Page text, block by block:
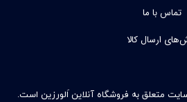
متعلق به فروشگاه آنلاین اَلورزین است.
تماس با ما
ارسال کالا